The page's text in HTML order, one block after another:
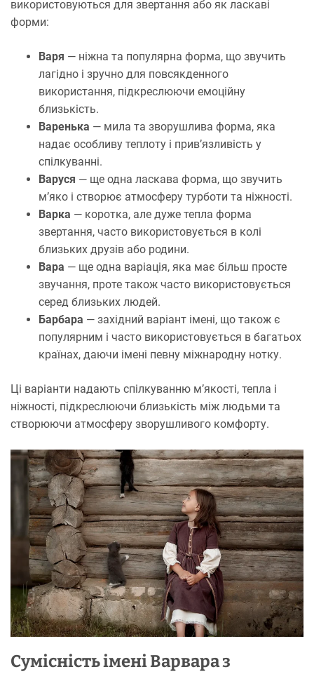
використовуються для звертання або як ласкаві
форми:
Варя — ніжна та популярна форма, що звучить
лагідно і зручно для повсякденного
використання, підкреслюючи емоційну
близькість.
Варенька — мила та зворушлива форма, яка
надає особливу теплоту і прив’язливість у
спілкуванні.
Варуся — ще одна ласкава форма, що звучить
м’яко і створює атмосферу турботи та ніжності.
Варка — коротка, але дуже тепла форма
звертання, часто використовується в колі
близьких друзів або родини.
Вара — ще одна варіація, яка має більш просте
звучання, проте також часто використовується
серед близьких людей.
Барбара — західний варіант імені, що також є
популярним і часто використовується в багатьох
країнах, даючи імені певну міжнародну нотку.
Ці варіанти надають спілкуванню м’якості, тепла і
ніжності, підкреслюючи близькість між людьми та
створюючи атмосферу зворушливого комфорту.
Сумісність імені Варвара з